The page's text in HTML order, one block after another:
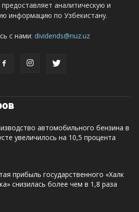
аналитическую и
информацию по Узбекистану.
с нами: dividends@nuz.uz
автомобильного бензина в
увеличилось на 10,5 процента
прибыль государственного «Халк
снизилась более чем в 1,8 раза